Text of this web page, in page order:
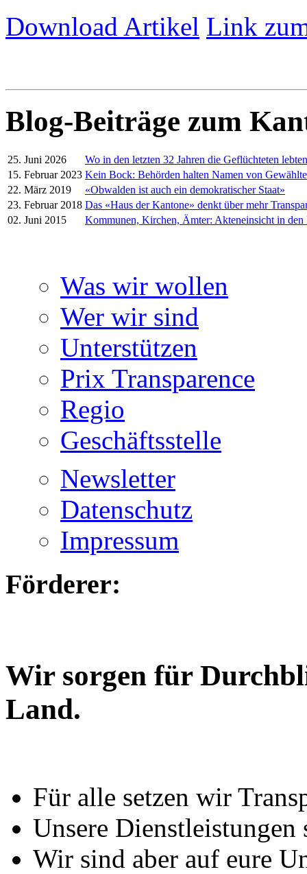
Download Artikel Link
Blog-Beiträge zum
25. Juni 2026
Wo in den letzten 32 Jahren die Geflüchteten lebten
15. Februar 2023 Kein Bock: Behörden halten Namen von
22. März 2019
«Obwalden ist auch ein demokratischer Staat»
23. Februar 2018 Das «Haus der Kantone» denkt über mehr
02. Juni 2015
Kommunen, Kirchen, Ämter: Akteneinsicht in den
Was wir wollen
Wer wir sind
Unterstützen
Prix Transparence
Regio
Geschäftsstelle
Newsletter
Datenschutz
Impressum
Förderer:
Wir sorgen für
Land.
Für alle setzen wir
Unsere Dienstleistungen
Wir sind aber auf eure